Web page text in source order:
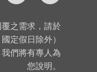
之需求，請於
定假日除外）
們將有專人為
您說明。